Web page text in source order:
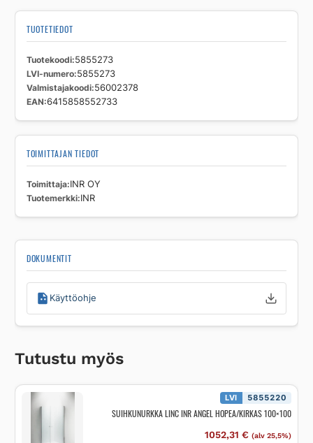
TUOTETIEDOT
Tuotekoodi 5855273
LVI-numero 5855273
Valmistajakoodi 56002378
EAN 6415858552733
TOIMITTAJAN TIEDOT
Toimittaja INR OY
Tuotemerkki INR
DOKUMENTIT
Käyttöohje
Tutustu myös
LVI 5855220
SUIHKUNURKKA LINC INR ANGEL HOPEA/KIRKAS 100×100
1052,31 € (alv 25,5%)